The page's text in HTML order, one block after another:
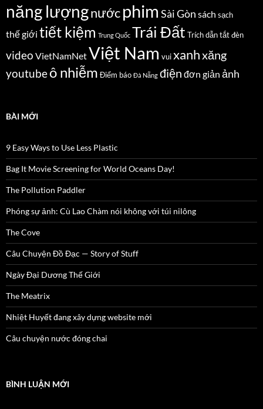
năng lượngnướcphim Sài Gòn sách sạch
thế giới tiết kiệm Trung Quốc Trái Đất Trích dẫntắt đèn
video VietNamNetViệt Nam vuixanhxăng
youtubeô nhiễm Điểm báo Đà Nẵng điện đơn giản ảnh
BÀI MỚI
9 Easy Ways to Use Less Plastic
Bag It Movie Screening for World Oceans Day!
The Pollution Paddler
Phóng sự ảnh: Cù Lao Chàm nói không với túi nilông
The Cove
Câu Chuyện Đồ Đạc — Story of Stuff
Ngày Đại Dương Thế Giới
The Meatrix
Nhiệt Huyết đang xây dựng website mới
Câu chuyện nước đóng chai
BÌNH LUẬN MỚI